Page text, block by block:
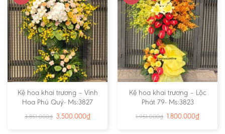
Kệ hoa khai trương – Vinh
Hoa Phú Quý- Ms:3827
3.851.000₫ 3.500.000₫
Kệ hoa khai trương – Lộc
Phát 79- Ms:3823
1.951.000₫ 1.800.000₫